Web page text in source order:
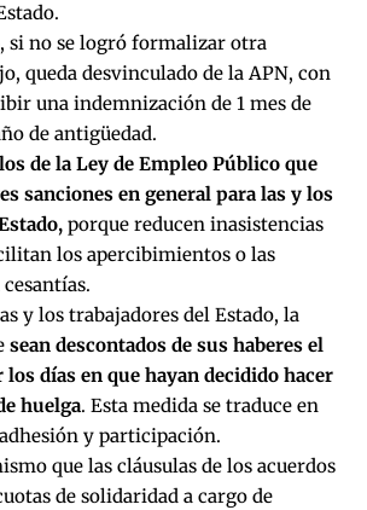
si no se logró formalizar otra
queda desvinculado de la APN, con
una indemnización de 1 mes de
de antigüedad.
de la Ley de Empleo Público que
sanciones en general para las y los
porque reducen inasistencias
los apercibimientos o las
y los trabajadores del Estado, la
sean descontados de sus haberes el
días en que hayan decidido hacer
huelga. Esta medida se traduce en
y participación.
que las cláusulas de los acuerdos
de solidaridad a cargo de